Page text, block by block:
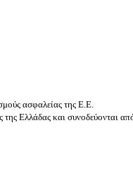
ασφαλείας της Ε.Ε.
Ελλάδας και συνοδεύονται